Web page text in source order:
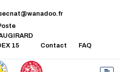
15
Contact FAQ